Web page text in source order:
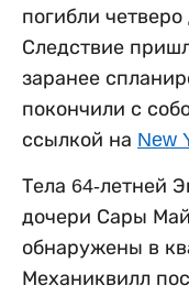
погибли
Следствие
заранее
покончили с
ссылкой на New
Тела 64-летней
дочери Сары
обнаружены в
Механиквилл